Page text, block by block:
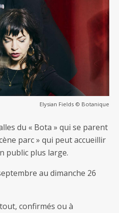
Elysian Fields © Botanique
du « Bota » qui se parent
parc » qui peut accueillir
public plus large.
au dimanche 26
confirmés ou à